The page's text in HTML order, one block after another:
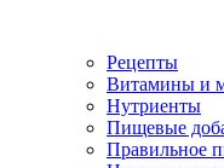
Рецепты
Витамины и
Нутриенты
Пищевые
Правильное